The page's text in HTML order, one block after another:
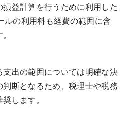
損益計算を行うために利用した
ルの利用料も経費の範囲に含
出の範囲については明確な決
判断となるため、税理士や税務
します。